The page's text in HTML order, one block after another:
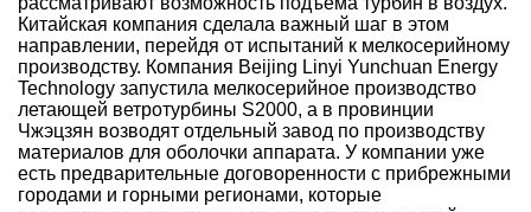
Китайская компания сделала важный шаг в этом
направлении, перейдя от испытаний к мелкосерийному
производству. Компания Beijing Linyi Yunchuan Energy
Technology запустила мелкосерийное производство
летающей ветротурбины S2000, а в провинции
Чжэцзян возводят отдельный завод по производству
материалов для оболочки аппарата. У компании уже
есть предварительные договоренности с прибрежными
городами и горными регионами, которые